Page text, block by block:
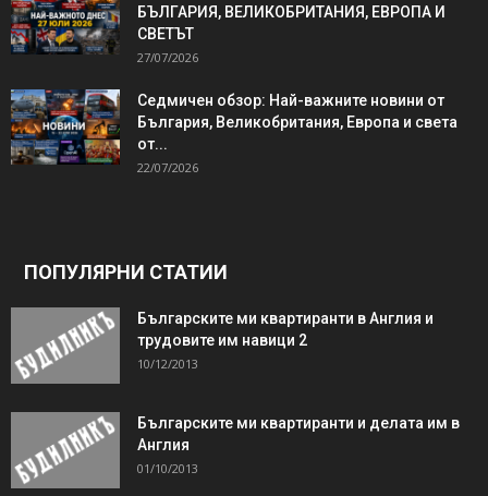
БЪЛГАРИЯ, ВЕЛИКОБРИТАНИЯ, ЕВРОПА И
СВЕТЪТ
27/07/2026
Седмичен обзор: Най-важните новини от
България, Великобритания, Европа и света
от...
22/07/2026
ПОПУЛЯРНИ СТАТИИ
Българските ми квартиранти в Англия и
трудовите им навици 2
10/12/2013
Българските ми квартиранти и делата им в
Англия
01/10/2013